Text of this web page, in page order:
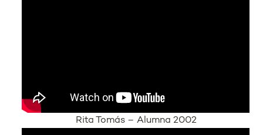
Rita Tomás – Alumna 2002